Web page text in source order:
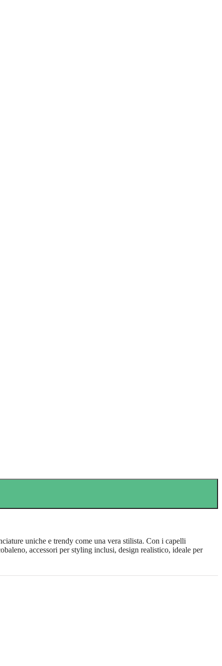
uniche e trendy come una vera stilista. Con i capelli
accessori per styling inclusi, design realistico, ideale per